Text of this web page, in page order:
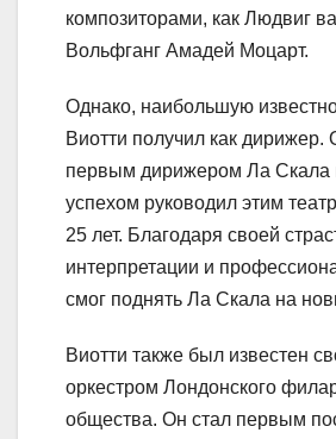
композиторами, как Людвиг
Вольфганг Амадей Моцарт.
Однако, наибольшую
Виотти получил как дирижер.
первым дирижером Ла Скала
успехом руководил этим
25 лет. Благодаря своей
интерпретации и
смог поднять Ла Скала на
Виотти также был известен
оркестром Лондонского
общества. Он стал первым